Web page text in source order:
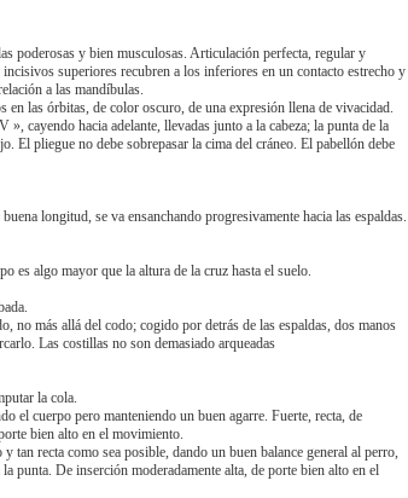
poderosas y bien musculosas. Articulación perfecta, regular y
superiores recubren a los inferiores en un contacto estrecho y
a las mandíbulas.
en las órbitas, de color oscuro, de una expresión llena de vivacidad.
», cayendo hacia adelante, llevadas junto a la cabeza; la punta de la
El pliegue no debe sobrepasar la cima del cráneo. El pabellón debe
longitud, se va ensanchando progresivamente hacia las espaldas.
es algo mayor que la altura de la cruz hasta el suelo.
no más allá del codo; cogido por detrás de las espaldas, dos manos
Las costillas no son demasiado arqueadas
la cola.
el cuerpo pero manteniendo un buen agarre. Fuerte, recta, de
bien alto en el movimiento.
tan recta como sea posible, dando un buen balance general al perro,
punta. De inserción moderadamente alta, de porte bien alto en el